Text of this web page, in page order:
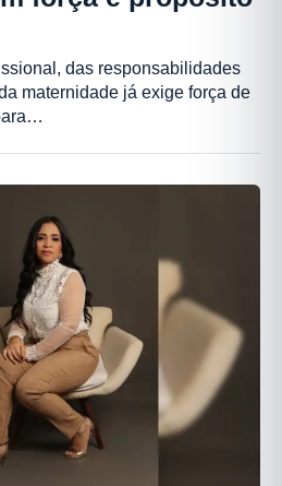
das responsabilidades
maternidade já exige força de